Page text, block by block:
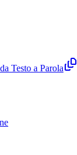
Testo a Parola